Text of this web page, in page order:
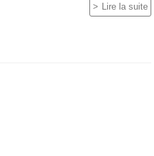
Lire la suite